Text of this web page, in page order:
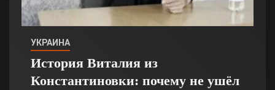
УКРАИНА
История Виталия из
Константиновки: почему не ушёл